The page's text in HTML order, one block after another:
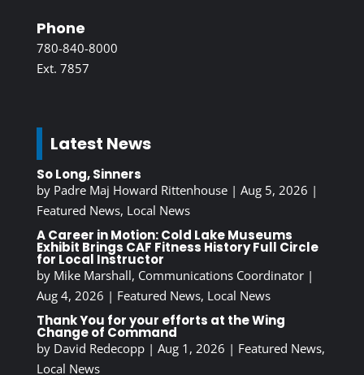
Phone
780-840-8000
Ext. 7857
Latest News
So Long, Sinners
by Padre Maj Howard Rittenhouse| Aug 5, 2026 |
Featured News, Local News
A Career in Motion: Cold Lake Museums
Exhibit Brings CAF Fitness History Full Circle
for Local Instructor
by Mike Marshall, Communications Coordinator|
Aug 4, 2026 | Featured News, Local News
Thank You for your efforts at the Wing
Change of Command
by David Redecopp| Aug 1, 2026 | Featured News,
Local News